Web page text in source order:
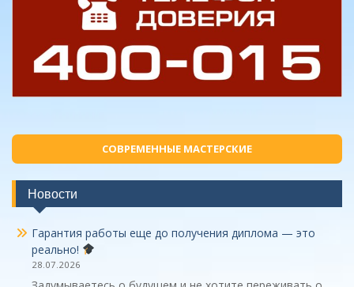
СОВРЕМЕННЫЕ МАСТЕРСКИЕ
Новости
Гарантия работы еще до получения диплома — это
реально!
28.07.2026